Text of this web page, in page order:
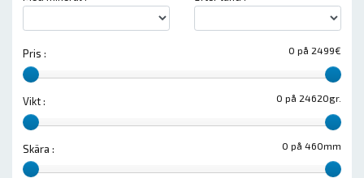
0 på 2499€
Pris :
0 på 24620gr.
Vikt :
0 på 460mm
Skära :